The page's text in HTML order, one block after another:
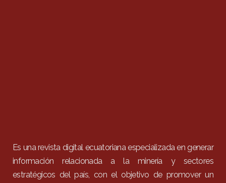
Es una revista digital ecuatoriana especializada en generar
información relacionada a la minería y sectores
estratégicos del país, con el objetivo de promover un